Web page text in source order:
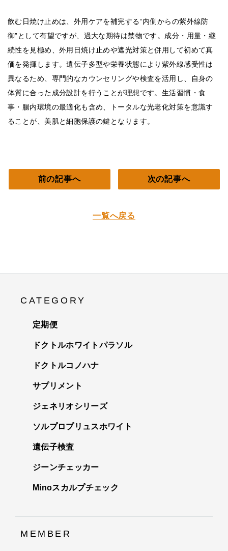
飲む日焼け止めは、外用ケアを補完する“内側からの紫外線防
御”として有望ですが、過大な期待は禁物です。成分・用量・継
続性を見極め、外用日焼け止めや遮光対策と併用して初めて真
価を発揮します。遺伝子多型や栄養状態により紫外線感受性は
異なるため、専門的なカウンセリングや検査を活用し、自身の
体質に合った成分設計を行うことが理想です。生活習慣・食
事・腸内環境の最適化も含め、トータルな光老化対策を意識す
ることが、美肌と細胞保護の鍵となります。
前の記事へ
一覧へ戻る
次の記事へ
CATEGORY
定期便
ドクトルホワイトパラソル
ドクトルコノハナ
サプリメント
ジェネリオシリーズ
ソルプロプリュスホワイト
遺伝子検査
ジーンチェッカー
Minoスカルプチェック
MEMBER